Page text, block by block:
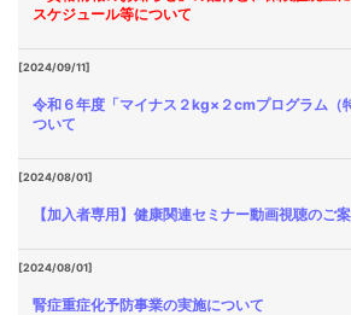
スケジュール等について
[2024/09/11]
令和６年度「マイナス２kg×２cmプログラム（
ついて
[2024/08/01]
【加入者専用】健康関連セミナー動画視聴のご
[2024/08/01]
腎症重症化予防事業の実施について